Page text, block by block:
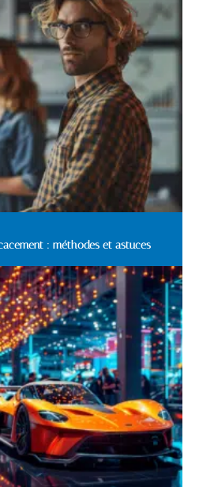
: méthodes et astuces